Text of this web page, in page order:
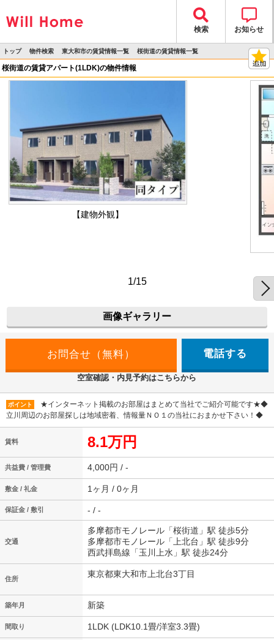
検索 お知らせ
トップ
>
物件検索
>
東大和市の賃貸情報一覧
>
桜街道の賃貸情報一覧
>
桜街道の賃貸アパート(1LDK)の物件情報
【建物外観】
1/15
画像ギャラリー
電話する
空室確認・内見予約はこちらから
ポイント
★インターネット掲載のお部屋はまとめて当社でご紹介可能です★◆
立川周辺のお部屋探しは地域密着、情報量ＮＯ１の当社におまかせ下さい！◆
賃料 8.1万円
共益費 / 管理費 4,000円 / -
敷金 / 礼金 1ヶ月 / 0ヶ月
保証金 / 敷引 - / -
交通
多摩都市モノレール「桜街道」駅 徒歩5分
多摩都市モノレール「上北台」駅 徒歩9分
西武拝島線「玉川上水」駅 徒歩24分
住所 東京都東大和市上北台3丁目
築年月 新築
間取り 1LDK (LDK10.1畳/洋室3.3畳)